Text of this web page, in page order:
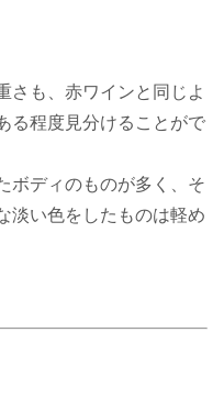
さも、赤ワインと同じよ
る程度見分けることがで
ボディのものが多く、そ
淡い色をしたものは軽め